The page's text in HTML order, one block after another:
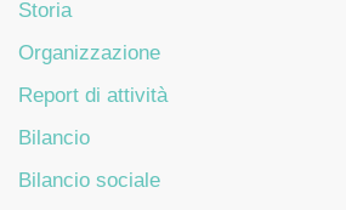
Storia
Organizzazione
Report di attività
Bilancio
Bilancio sociale